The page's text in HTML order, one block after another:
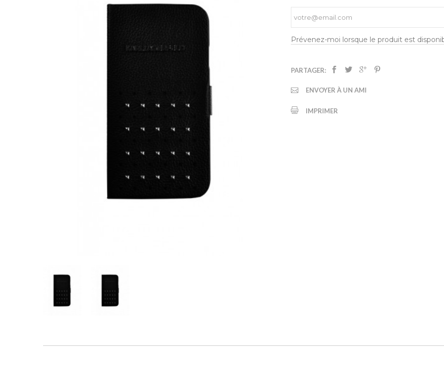
Prévenez-moi lorsque le produit est
PARTAGER:
ENVOYER À UN AMI
IMPRIMER